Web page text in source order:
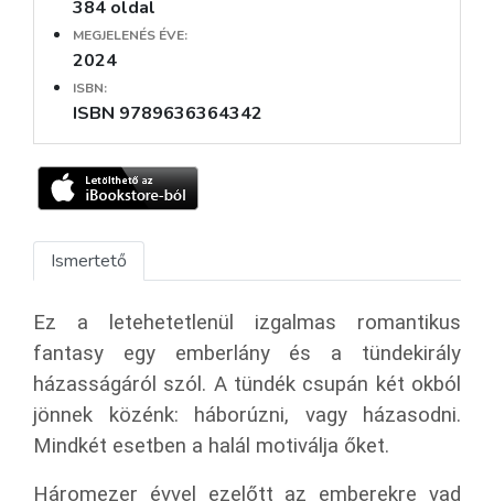
384 oldal
MEGJELENÉS ÉVE:
2024
ISBN:
ISBN 9789636364342
Ismertető
Ez a letehetetlenül izgalmas romantikus
fantasy egy emberlány és a tündekirály
házasságáról szól. A tündék csupán két okból
jönnek közénk: háborúzni, vagy házasodni.
Mindkét esetben a halál motiválja őket.
Háromezer évvel ezelőtt az emberekre vad